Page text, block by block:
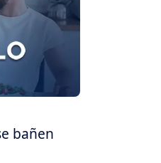
bañen